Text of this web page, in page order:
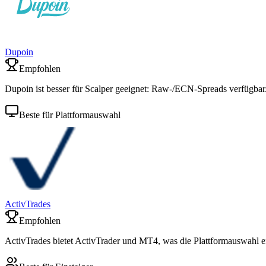
Dupoin
Empfohlen
Dupoin ist besser für Scalper geeignet: Raw-/ECN-Spreads verfügbar.
Beste für Plattformauswahl
ActivTrades
Empfohlen
ActivTrades bietet ActivTrader und MT4, was die Plattformauswahl